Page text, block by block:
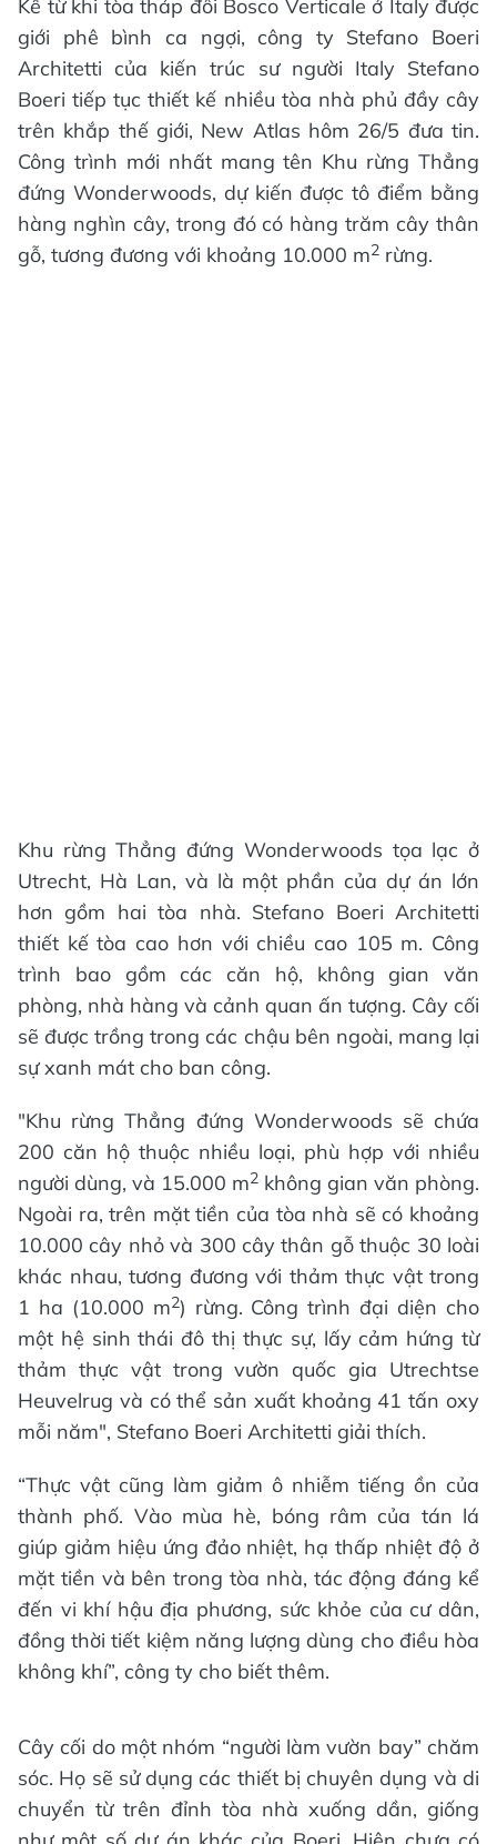
Kể từ khi tòa tháp đôi Bosco Verticale ở Italy được
giới phê bình ca ngợi, công ty Stefano Boeri
Architetti của kiến trúc sư người Italy Stefano
Boeri tiếp tục thiết kế nhiều tòa nhà phủ đầy cây
trên khắp thế giới, New Atlas hôm 26/5 đưa tin.
Công trình mới nhất mang tên Khu rừng Thẳng
đứng Wonderwoods, dự kiến được tô điểm bằng
hàng nghìn cây, trong đó có hàng trăm cây thân
gỗ, tương đương với khoảng 10.000 m2 rừng.
Khu rừng Thẳng đứng Wonderwoods tọa lạc ở
Utrecht, Hà Lan, và là một phần của dự án lớn
hơn gồm hai tòa nhà. Stefano Boeri Architetti
thiết kế tòa cao hơn với chiều cao 105 m. Công
trình bao gồm các căn hộ, không gian văn
phòng, nhà hàng và cảnh quan ấn tượng. Cây cối
sẽ được trồng trong các chậu bên ngoài, mang lại
sự xanh mát cho ban công.
"Khu rừng Thẳng đứng Wonderwoods sẽ chứa
200 căn hộ thuộc nhiều loại, phù hợp với nhiều
người dùng, và 15.000 m2 không gian văn phòng.
Ngoài ra, trên mặt tiền của tòa nhà sẽ có khoảng
10.000 cây nhỏ và 300 cây thân gỗ thuộc 30 loài
khác nhau, tương đương với thảm thực vật trong
1 ha (10.000 m2) rừng. Công trình đại diện cho
một hệ sinh thái đô thị thực sự, lấy cảm hứng từ
thảm thực vật trong vườn quốc gia Utrechtse
Heuvelrug và có thể sản xuất khoảng 41 tấn oxy
mỗi năm", Stefano Boeri Architetti giải thích.
“Thực vật cũng làm giảm ô nhiễm tiếng ồn của
thành phố. Vào mùa hè, bóng râm của tán lá
giúp giảm hiệu ứng đảo nhiệt, hạ thấp nhiệt độ ở
mặt tiền và bên trong tòa nhà, tác động đáng kể
đến vi khí hậu địa phương, sức khỏe của cư dân,
đồng thời tiết kiệm năng lượng dùng cho điều hòa
không khí”, công ty cho biết thêm.
Cây cối do một nhóm “người làm vườn bay” chăm
sóc. Họ sẽ sử dụng các thiết bị chuyên dụng và di
chuyển từ trên đỉnh tòa nhà xuống dần, giống